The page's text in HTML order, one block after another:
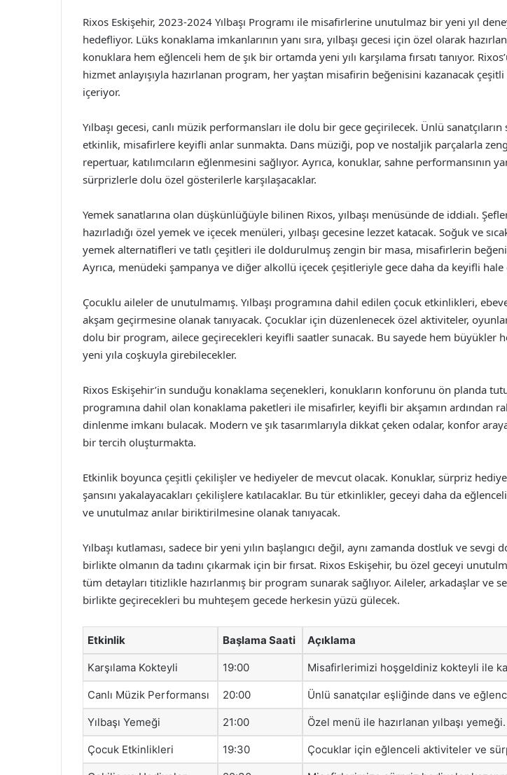
Rixos Eskişehir, 2023-2024 Yılbaşı Programı ile misafirlerine unutulmaz bir yeni yıl
hedefliyor. Lüks konaklama imkanlarının yanı sıra, yılbaşı gecesi için özel olarak
konuklara hem eğlenceli hem de şık bir ortamda yeni yılı karşılama fırsatı tanıyor.
hizmet anlayışıyla hazırlanan program, her yaştan misafirin beğenisini kazanacak
içeriyor.
Yılbaşı gecesi, canlı müzik performansları ile dolu bir gece geçirilecek. Ünlü sanatçıların
etkinlik, misafirlere keyifli anlar sunmakta. Dans müziği, pop ve nostaljik parçalarla
repertuar, katılımcıların eğlenmesini sağlıyor. Ayrıca, konuklar, sahne performansının
sürprizlerle dolu özel gösterilerle karşılaşacaklar.
Yemek sanatlarına olan düşkünlüğüyle bilinen Rixos, yılbaşı menüsünde de iddialı.
hazırladığı özel yemek ve içecek menüleri, yılbaşı gecesine lezzet katacak. Soğuk ve
yemek alternatifleri ve tatlı çeşitleri ile doldurulmuş zengin bir masa, misafirlerin
Ayrıca, menüdeki şampanya ve diğer alkollü içecek çeşitleriyle gece daha da keyifli hale
Çocuklu aileler de unutulmamış. Yılbaşı programına dahil edilen çocuk etkinlikleri,
akşam geçirmesine olanak tanıyacak. Çocuklar için düzenlenecek özel aktiviteler,
dolu bir program, ailece geçirecekleri keyifli saatler sunacak. Bu sayede hem büyükler
yeni yıla coşkuyla girebilecekler.
Rixos Eskişehir’in sunduğu konaklama seçenekleri, konukların konforunu ön planda
programına dahil olan konaklama paketleri ile misafirler, keyifli bir akşamın ardından
dinlenme imkanı bulacak. Modern ve şık tasarımlarıyla dikkat çeken odalar, konfor
bir tercih oluşturmakta.
Etkinlik boyunca çeşitli çekilişler ve hediyeler de mevcut olacak. Konuklar, sürpriz
şansını yakalayacakları çekilişlere katılacaklar. Bu tür etkinlikler, geceyi daha da
ve unutulmaz anılar biriktirilmesine olanak tanıyacak.
Yılbaşı kutlaması, sadece bir yeni yılın başlangıcı değil, aynı zamanda dostluk ve sevgi
birlikte olmanın da tadını çıkarmak için bir fırsat. Rixos Eskişehir, bu özel geceyi
tüm detayları titizlikle hazırlanmış bir program sunarak sağlıyor. Aileler, arkadaşlar ve
birlikte geçirecekleri bu muhteşem gecede herkesin yüzü gülecek.
Etkinlik Başlama Saati Açıklama
Karşılama Kokteyli 19:00 Misafirlerimizi hoşgeldiniz kokteyli ile
Canlı Müzik Performansı 20:00 Ünlü sanatçılar eşliğinde dans ve
Yılbaşı Yemeği 21:00 Özel menü ile hazırlanan yılbaşı yemeği.
Çocuk Etkinlikleri 19:30 Çocuklar için eğlenceli aktiviteler ve